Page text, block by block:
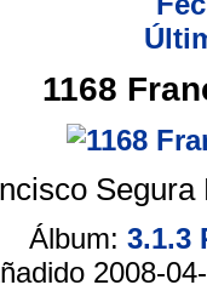
1168
Álbum: 3.1.3
2008-